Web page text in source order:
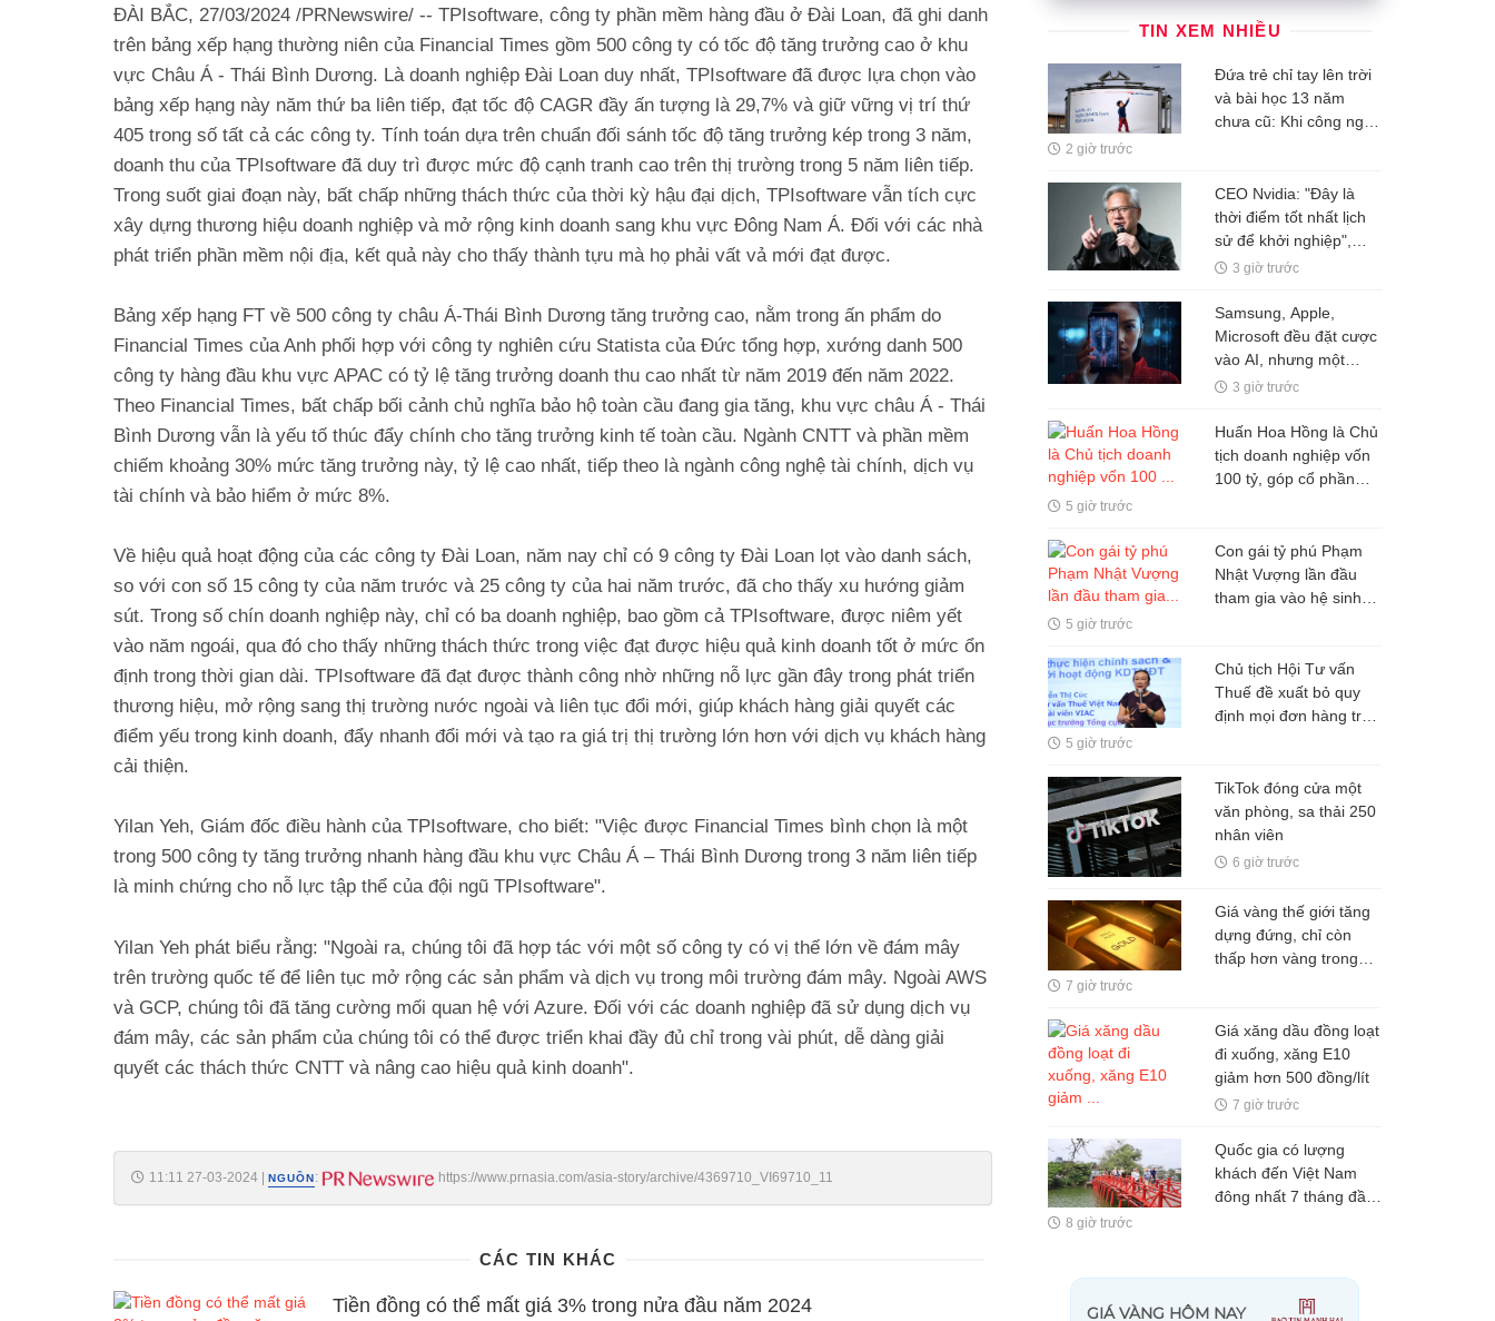
ĐÀI BẮC, 27/03/2024 /PRNewswire/ -- TPIsoftware, công ty phần mềm hàng đầu ở Đài Loan, đã ghi danh
trên bảng xếp hạng thường niên của Financial Times gồm 500 công ty có tốc độ tăng trưởng cao ở khu
vực Châu Á - Thái Bình Dương. Là doanh nghiệp Đài Loan duy nhất, TPIsoftware đã được lựa chọn vào
bảng xếp hạng này năm thứ ba liên tiếp, đạt tốc độ CAGR đầy ấn tượng là 29,7% và giữ vững vị trí thứ
405 trong số tất cả các công ty. Tính toán dựa trên chuẩn đối sánh tốc độ tăng trưởng kép trong 3 năm,
doanh thu của TPIsoftware đã duy trì được mức độ cạnh tranh cao trên thị trường trong 5 năm liên tiếp.
Trong suốt giai đoạn này, bất chấp những thách thức của thời kỳ hậu đại dịch, TPIsoftware vẫn tích cực
xây dựng thương hiệu doanh nghiệp và mở rộng kinh doanh sang khu vực Đông Nam Á. Đối với các nhà
phát triển phần mềm nội địa, kết quả này cho thấy thành tựu mà họ phải vất vả mới đạt được.
Bảng xếp hạng FT về 500 công ty châu Á-Thái Bình Dương tăng trưởng cao, nằm trong ấn phẩm do
Financial Times của Anh phối hợp với công ty nghiên cứu Statista của Đức tổng hợp, xướng danh 500
công ty hàng đầu khu vực APAC có tỷ lệ tăng trưởng doanh thu cao nhất từ năm 2019 đến năm 2022.
Theo Financial Times, bất chấp bối cảnh chủ nghĩa bảo hộ toàn cầu đang gia tăng, khu vực châu Á - Thái
Bình Dương vẫn là yếu tố thúc đẩy chính cho tăng trưởng kinh tế toàn cầu. Ngành CNTT và phần mềm
chiếm khoảng 30% mức tăng trưởng này, tỷ lệ cao nhất, tiếp theo là ngành công nghệ tài chính, dịch vụ
tài chính và bảo hiểm ở mức 8%.
Về hiệu quả hoạt động của các công ty Đài Loan, năm nay chỉ có 9 công ty Đài Loan lọt vào danh sách,
so với con số 15 công ty của năm trước và 25 công ty của hai năm trước, đã cho thấy xu hướng giảm
sút. Trong số chín doanh nghiệp này, chỉ có ba doanh nghiệp, bao gồm cả TPIsoftware, được niêm yết
vào năm ngoái, qua đó cho thấy những thách thức trong việc đạt được hiệu quả kinh doanh tốt ở mức ổn
định trong thời gian dài. TPIsoftware đã đạt được thành công nhờ những nỗ lực gần đây trong phát triển
thương hiệu, mở rộng sang thị trường nước ngoài và liên tục đổi mới, giúp khách hàng giải quyết các
điểm yếu trong kinh doanh, đẩy nhanh đổi mới và tạo ra giá trị thị trường lớn hơn với dịch vụ khách hàng
cải thiện.
Yilan Yeh, Giám đốc điều hành của TPIsoftware, cho biết: "Việc được Financial Times bình chọn là một
trong 500 công ty tăng trưởng nhanh hàng đầu khu vực Châu Á – Thái Bình Dương trong 3 năm liên tiếp
là minh chứng cho nỗ lực tập thể của đội ngũ TPIsoftware".
Yilan Yeh phát biểu rằng: "Ngoài ra, chúng tôi đã hợp tác với một số công ty có vị thế lớn về đám mây
trên trường quốc tế để liên tục mở rộng các sản phẩm và dịch vụ trong môi trường đám mây. Ngoài AWS
và GCP, chúng tôi đã tăng cường mối quan hệ với Azure. Đối với các doanh nghiệp đã sử dụng dịch vụ
đám mây, các sản phẩm của chúng tôi có thể được triển khai đầy đủ chỉ trong vài phút, dễ dàng giải
quyết các thách thức CNTT và nâng cao hiệu quả kinh doanh".
11:11 27-03-2024 | NGUỒN: https://www.prnasia.com/asia-story/archive/4369710_VI69710_11
CÁC TIN KHÁC
Tiền đồng có thể mất giá 3% trong nửa đầu năm 2024
TIN XEM NHIỀU
Đứa trẻ chỉ tay lên trời
và bài học 13 năm
chưa cũ: Khi công nghệ
2 giờ trước
CEO Nvidia: "Đây là
thời điểm tốt nhất lịch
sử để khởi nghiệp",
nhiều người thất bại chỉ
cũng hiểu nhưng ít khi
vượt qua được
3 giờ trước
Samsung, Apple,
Microsoft đều đặt cược
vào AI, nhưng một
nghịch lý đang xuất
phải lúc nào cũng dùng
3 giờ trước
Huấn Hoa Hồng là Chủ
tịch doanh nghiệp vốn
100 tỷ, góp cổ phần
5 giờ trước
Con gái tỷ phú Phạm
Nhật Vượng lần đầu
tham gia vào hệ sinh
5 giờ trước
Chủ tịch Hội Tư vấn
Thuế đề xuất bỏ quy
định mọi đơn hàng trên
5 giờ trước
TikTok đóng cửa một
văn phòng, sa thải 250
nhân viên
6 giờ trước
Giá vàng thế giới tăng
dựng đứng, chỉ còn
thấp hơn vàng trong
7 giờ trước
Giá xăng dầu đồng loạt
đi xuống, xăng E10
giảm hơn 500 đồng/lít
7 giờ trước
Quốc gia có lượng
khách đến Việt Nam
đông nhất 7 tháng đầu
8 giờ trước